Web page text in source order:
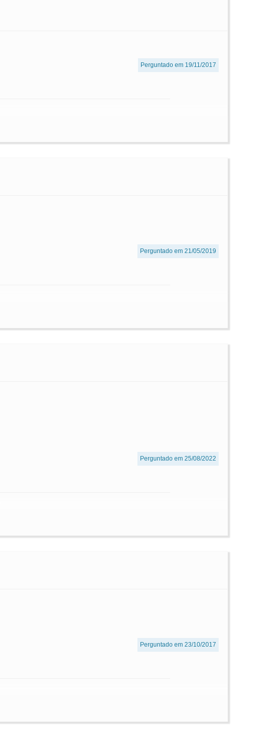
Perguntado em 19/11/2017
Perguntado em 21/05/2019
Perguntado em 25/08/2022
Perguntado em 23/10/2017